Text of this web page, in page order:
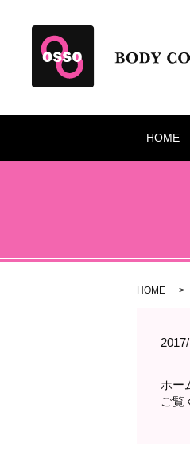
HOME
HOME
ホー
ご覧